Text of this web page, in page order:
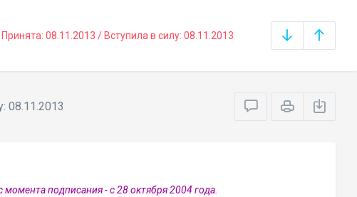
08.11.2013 / Вступила в силу: 08.11.2013
08.11.2013
подписания - с 28 октября 2004 года.